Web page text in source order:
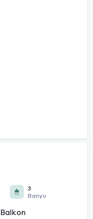
3
Banyo
Balkon